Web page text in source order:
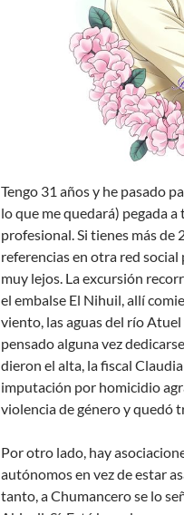
Tengo 31 años y he pasado
lo que me quedará) pegada
profesional. Si tienes más de
referencias en otra red
muy lejos. La excursión
el embalse El Nihuil, allí
viento, las aguas del río
pensado alguna vez
dieron el alta, la fiscal
imputación por homicidio
violencia de género y quedó
Por otro lado, hay
autónomos en vez de estar
tanto, a Chumancero se lo